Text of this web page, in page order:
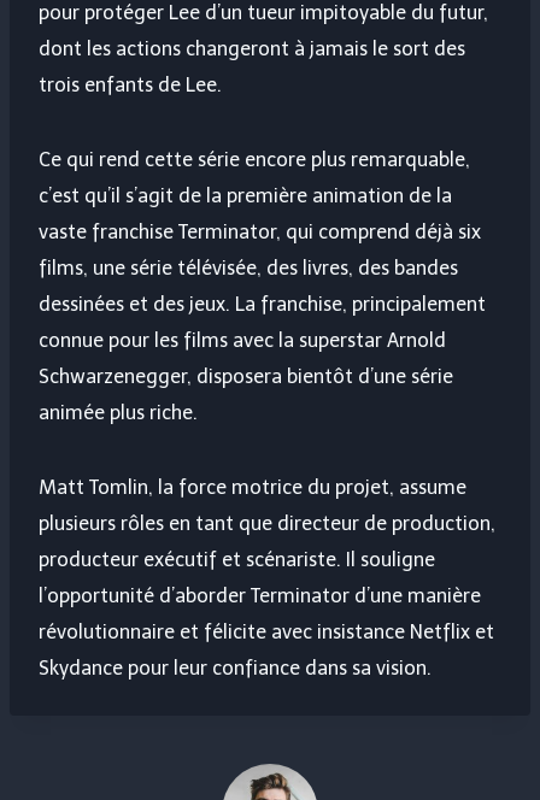
pour protéger Lee d’un tueur impitoyable du futur,
dont les actions changeront à jamais le sort des
trois enfants de Lee.
Ce qui rend cette série encore plus remarquable,
c’est qu’il s’agit de la première animation de la
vaste franchise Terminator, qui comprend déjà six
films, une série télévisée, des livres, des bandes
dessinées et des jeux. La franchise, principalement
connue pour les films avec la superstar Arnold
Schwarzenegger, disposera bientôt d’une série
animée plus riche.
Matt Tomlin, la force motrice du projet, assume
plusieurs rôles en tant que directeur de production,
producteur exécutif et scénariste. Il souligne
l’opportunité d’aborder Terminator d’une manière
révolutionnaire et félicite avec insistance Netflix et
Skydance pour leur confiance dans sa vision.